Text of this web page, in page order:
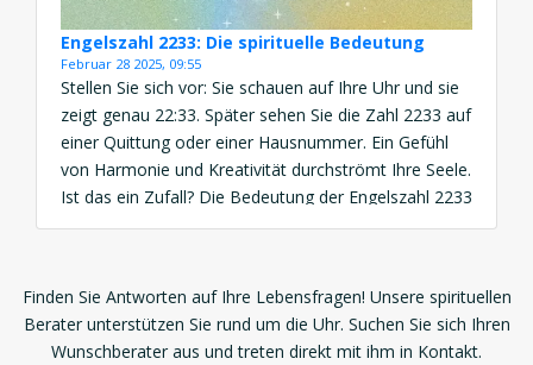
Engelszahl 2233: Die spirituelle Bedeutung
Februar 28 2025, 09:55
Stellen Sie sich vor: Sie schauen auf Ihre Uhr und sie
zeigt genau 22:33. Später sehen Sie die Zahl 2233 auf
einer Quittung oder einer Hausnummer. Ein Gefühl
von Harmonie und Kreativität durchströmt Ihre Seele.
Ist das ein Zufall? Die Bedeutung der Engelszahl 2233
ist eine kraftvolle Botschaft von Balance, Vertrauen
Finden Sie Antworten auf Ihre Lebensfragen! Unsere spirituellen
Berater unterstützen Sie rund um die Uhr. Suchen Sie sich Ihren
Wunschberater aus und treten direkt mit ihm in Kontakt.